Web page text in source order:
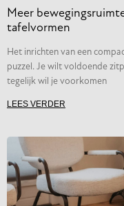
Meer
tafelvormen
Het inrichten van een
puzzel. Je wilt voldoende
tegelijk wil je voorkomen
LEES VERDER